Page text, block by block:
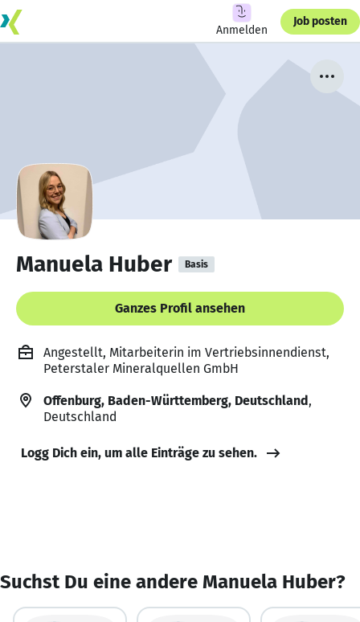
Anmelden
Job posten
Manuela Huber Basis
Ganzes Profil ansehen
Angestellt, Mitarbeiterin im Vertriebsinnendienst,
Peterstaler Mineralquellen GmbH
Offenburg, Baden-Württemberg, Deutschland,
Deutschland
Logg Dich ein, um alle Einträge zu sehen.
Suchst Du eine andere Manuela Huber?